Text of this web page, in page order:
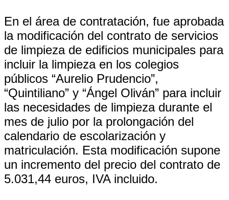
En el área de contratación, fue aprobada
la modificación del contrato de servicios
de limpieza de edificios municipales para
incluir la limpieza en los colegios
públicos “Aurelio Prudencio”,
“Quintiliano” y “Ángel Oliván” para incluir
las necesidades de limpieza durante el
mes de julio por la prolongación del
calendario de escolarización y
matriculación. Esta modificación supone
un incremento del precio del contrato de
5.031,44 euros, IVA incluido.